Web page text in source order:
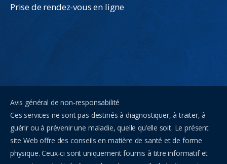
Prise de rendez-vous en ligne
Avis général de non-responsabilité
Ces services ne sont pas destinés à diagnostiquer, à traiter, à
guérir ou à prévenir une maladie, quelle qu’elle soit. Le présent
site Web offre des conseils en matière de santé et de forme
physique. Ceux-ci sont uniquement fournis à titre informatif et